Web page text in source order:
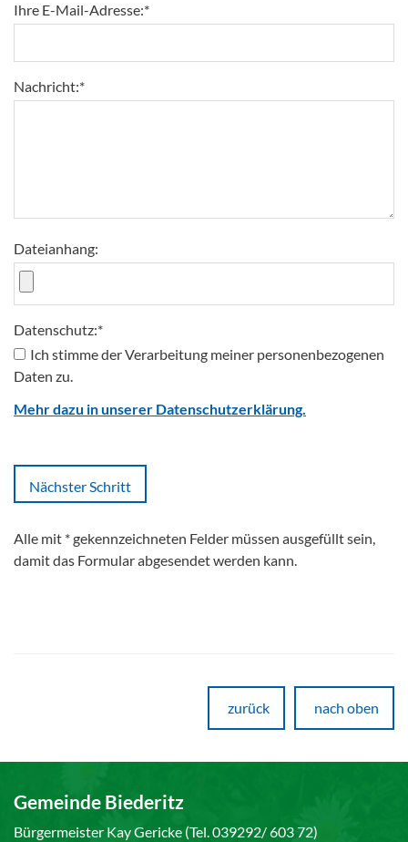
Ihre E-Mail-Adresse:*
Nachricht:*
Dateianhang:
Datenschutz:*
Ich stimme der Verarbeitung meiner personenbezogenen
Daten zu.
Mehr dazu in unserer Datenschutzerklärung.
Alle mit *gekennzeichneten Felder müssen ausgefüllt sein,
damit das Formular abgesendet werden kann.
zurück nach oben
Gemeinde Biederitz
Bürgermeister Kay Gericke (Tel. 039292/ 603 72)